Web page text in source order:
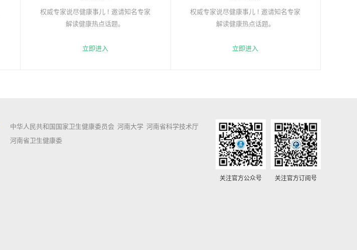
权威专家说尽健康事儿 ! 邀请知名专家
解读健康热点话题。
立即进入
权威专家说尽健康事儿 ! 邀请知名专家
解读健康热点话题。
立即进入
中华人民共和国国家卫生健康委员会 河南大学 河南省科学技术厅
河南省卫生健康委
关注官方订阅号
关注官方公众号